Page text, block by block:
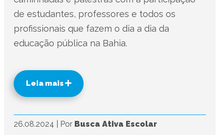
de estudantes, professores e todos os
profissionais que fazem o dia a dia da
educação pública na Bahia.
Leia mais
26.08.2024 Por Busca Ativa Escolar